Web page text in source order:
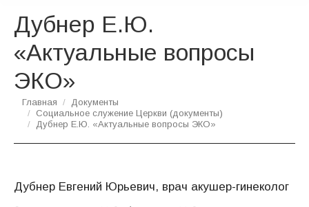
Дубнер Е.Ю.
«Актуальные вопросы
ЭКО»
Вы здесь:
Главная
Документы
Социальное служение Церкви (документы)
Дубнер Е.Ю. «Актуальные вопросы ЭКО»
Дубнер Евгений Юрьевич, врач акушер-гинеколог